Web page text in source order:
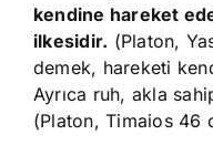
kendine hareket
ilkesidir. (Platon,
demek, hareketi
Ayrıca ruh, akla
(Platon, Timaios 46